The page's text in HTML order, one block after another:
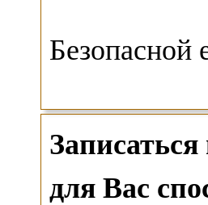
Безопасной
для Вас